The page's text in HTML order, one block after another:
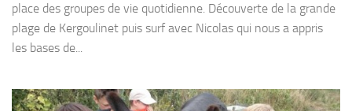
place des groupes de vie quotidienne. Découverte de la grande
plage de Kergoulinet puis surf avec Nicolas qui nous a appris
les bases de...